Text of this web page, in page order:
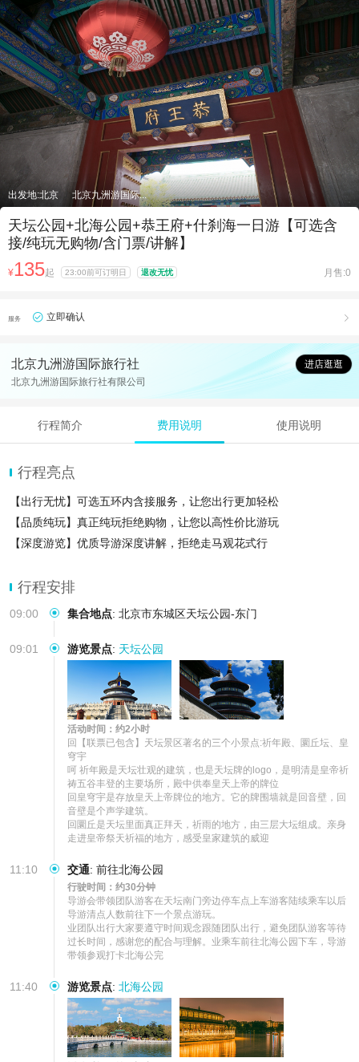
出发地:北京 北京九洲游国际...
天坛公园+北海公园+恭王府+什刹海一日游【可选含
接/纯玩无购物/含门票/讲解】
¥135起 23:00前可订明日 退改无忧 月售:0
服务 立即确认 
北京九洲游国际旅行社
进店逛逛
北京九洲游国际旅行社有限公司
行程简介 费用说明 使用说明
行程亮点
【出行无忧】可选五环内含接服务，让您出行更加轻松
【品质纯玩】真正纯玩拒绝购物，让您以高性价比游玩
【深度游览】优质导游深度讲解，拒绝走马观花式行
行程安排
09:00 集合地点: 北京市东城区天坛公园-东门
09:01 游览景点: 天坛公园
活动时间：约2小时
回【联票已包含】天坛景区著名的三个小景点:祈年殿、圜丘坛、皇
穹宇
呵 祈年殿是天坛壮观的建筑，也是天坛牌的logo，是明清是皇帝祈
祷五谷丰登的主要场所，殿中供奉皇天上帝的牌位
回皇穹宇是存放皇天上帝牌位的地方。它的牌围墙就是回音壁，回
音壁是个声学建筑。
回圜丘是天坛里面真正拜天，祈雨的地方，由三层大坛组成。亲身
走进皇帝祭天祈福的地方，感受皇家建筑的威迎
11:10 交通: 前往北海公园
行驶时间：约30分钟
导游会带领团队游客在天坛南门旁边停车点上车游客陆续乘车以后
导游清点人数前往下一个景点游玩。
业团队出行大家要遵守时间观念跟随团队出行，避免团队游客等待
过长时间，感谢您的配合与理解。业乘车前往北海公园下车，导游
带领参观打卡北海公完
11:40 游览景点: 北海公园
